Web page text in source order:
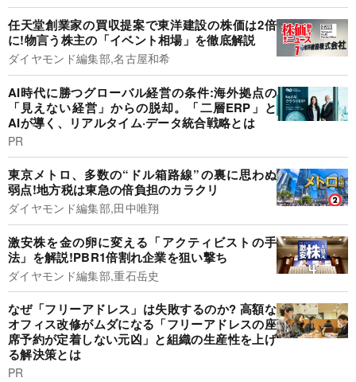
任天堂創業家の買収提案で東洋建設の株価は2倍
に!物言う株主の「イベント相場」を徹底解説
ダイヤモンド編集部,名古屋和希
AI時代に勝つグローバル経営の条件:海外拠点の
「見えない経営」からの脱却。「二層ERP」と
AIが導く、リアルタイム·データ統合戦略とは
PR
東京メトロ、多数の“ドル箱路線”の裏に思わぬ
弱点!地方税は東急の倍負担のカラクリ
ダイヤモンド編集部,田中唯翔
激安株を金の卵に変える「アクティビストの手
法」を解説!PBR1倍割れ企業を狙い撃ち
ダイヤモンド編集部,重石岳史
なぜ「フリーアドレス」は失敗するのか? 高額な
オフィス改修がムダになる「フリーアドレスの座
席予約が定着しない元凶」と組織の生産性を上げ
る解決策とは
PR